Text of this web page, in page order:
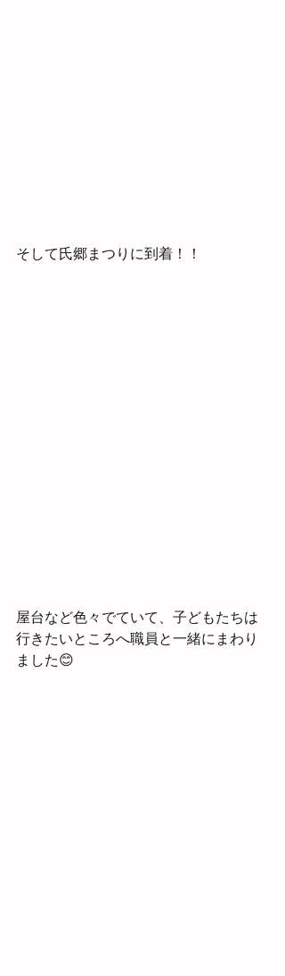
そして氏郷まつりに到着！！
屋台など色々でていて、子どもたちは
行きたいところへ職員と一緒にまわり
ました😊